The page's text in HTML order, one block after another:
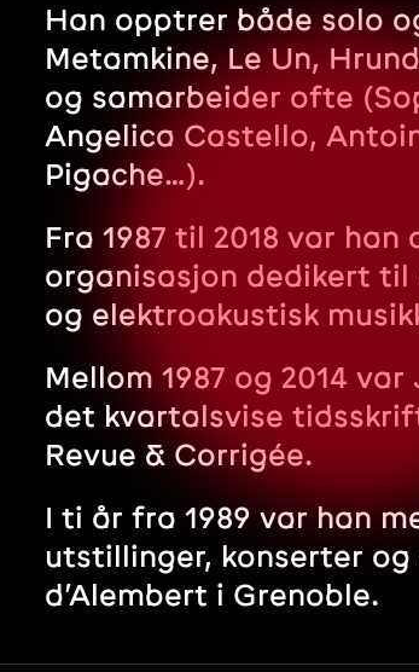
Han opptrer både solo
Metamkine, Le Un,
og samarbeider ofte
Angelica Castello,
Pigache…).
Fra 1987 til 2018 var
organisasjon dedikert
og elektroakustisk
Mellom 1987 og 2014
det kvartalsvise
Revue & Corrigée.
I ti år fra 1989 var han
utstillinger, konserter og
d’Alembert i Grenoble.